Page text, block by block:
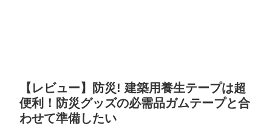
【レビュー】防災! 建築用養生テープは超
便利！防災グッズの必需品ガムテープと合
わせて準備したい